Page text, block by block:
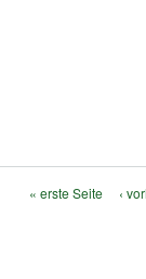
« erste Seite ‹